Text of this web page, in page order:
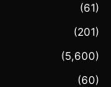
(61)
(201)
(5,600)
(60)